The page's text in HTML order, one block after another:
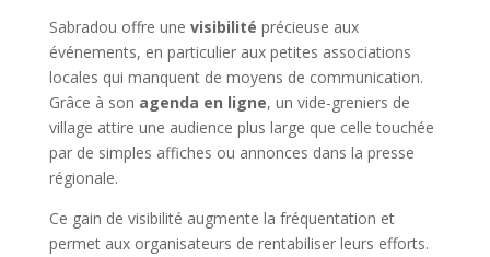
Sabradou offre une visibilité précieuse aux
événements, en particulier aux petites associations
locales qui manquent de moyens de communication.
Grâce à son agenda en ligne, un vide-greniers de
village attire une audience plus large que celle touchée
par de simples affiches ou annonces dans la presse
régionale.
Ce gain de visibilité augmente la fréquentation et
permet aux organisateurs de rentabiliser leurs efforts.